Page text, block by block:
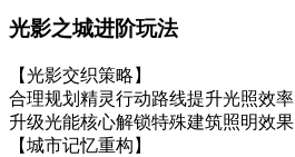
光影之城进阶玩法
【光影交织策略】
合理规划精灵行动路线提升光照效率
升级光能核心解锁特殊建筑照明效果
【城市记忆重构】